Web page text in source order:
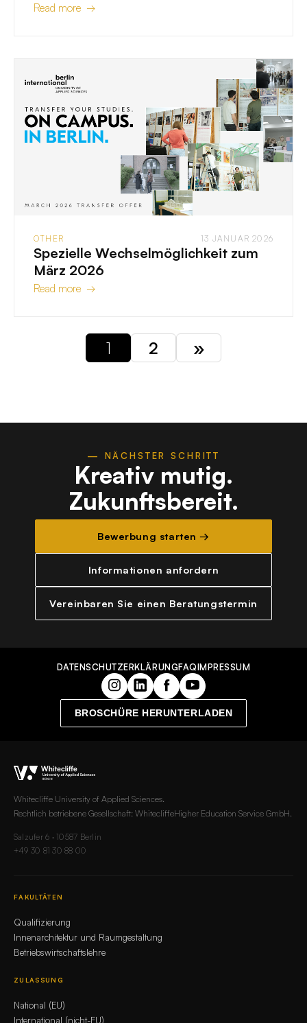
Read more →
OTHER 13 JANUAR 2026
Spezielle Wechselmöglichkeit zum
März 2026
Read more →
1 2 »
— NÄCHSTER SCHRITT
Kreativ mutig.
Zukunftsbereit.
Bewerbung starten →
Informationen anfordern
Vereinbaren Sie einen Beratungstermin
DATENSCHUTZERKLÄRUNGFAQIMPRESSUM
BROSCHÜRE HERUNTERLADEN
Whitecliffe University of Applied Sciences.
Rechtlich betriebene Gesellschaft: WhitecliffeHigher Education Service GmbH.
Salzufer 6 · 10587 Berlin
+49 30 81 30 88 00
FAKULTÄTEN
Qualifizierung
Innenarchitektur und Raumgestaltung
Betriebswirtschaftslehre
ZULASSUNG
National (EU)
International (nicht-EU)